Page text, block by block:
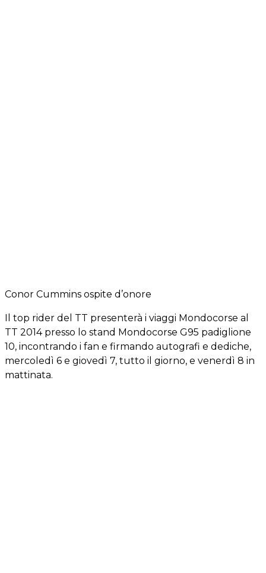
Conor Cummins ospite d’onore
Il top rider del TT presenterà i viaggi Mondocorse al
TT 2014 presso lo stand Mondocorse G95 padiglione
10, incontrando i fan e firmando autografi e dediche,
mercoledì 6 e giovedì 7, tutto il giorno, e venerdì 8 in
mattinata.